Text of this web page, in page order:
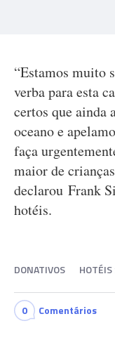
“Estamos muito
verba para esta
certos que ainda
oceano e
faça
maior de
declarou Frank
hotéis.
DONATIVOS
0 Comentários